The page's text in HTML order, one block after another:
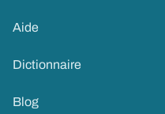
Aide
Dictionnaire
Blog